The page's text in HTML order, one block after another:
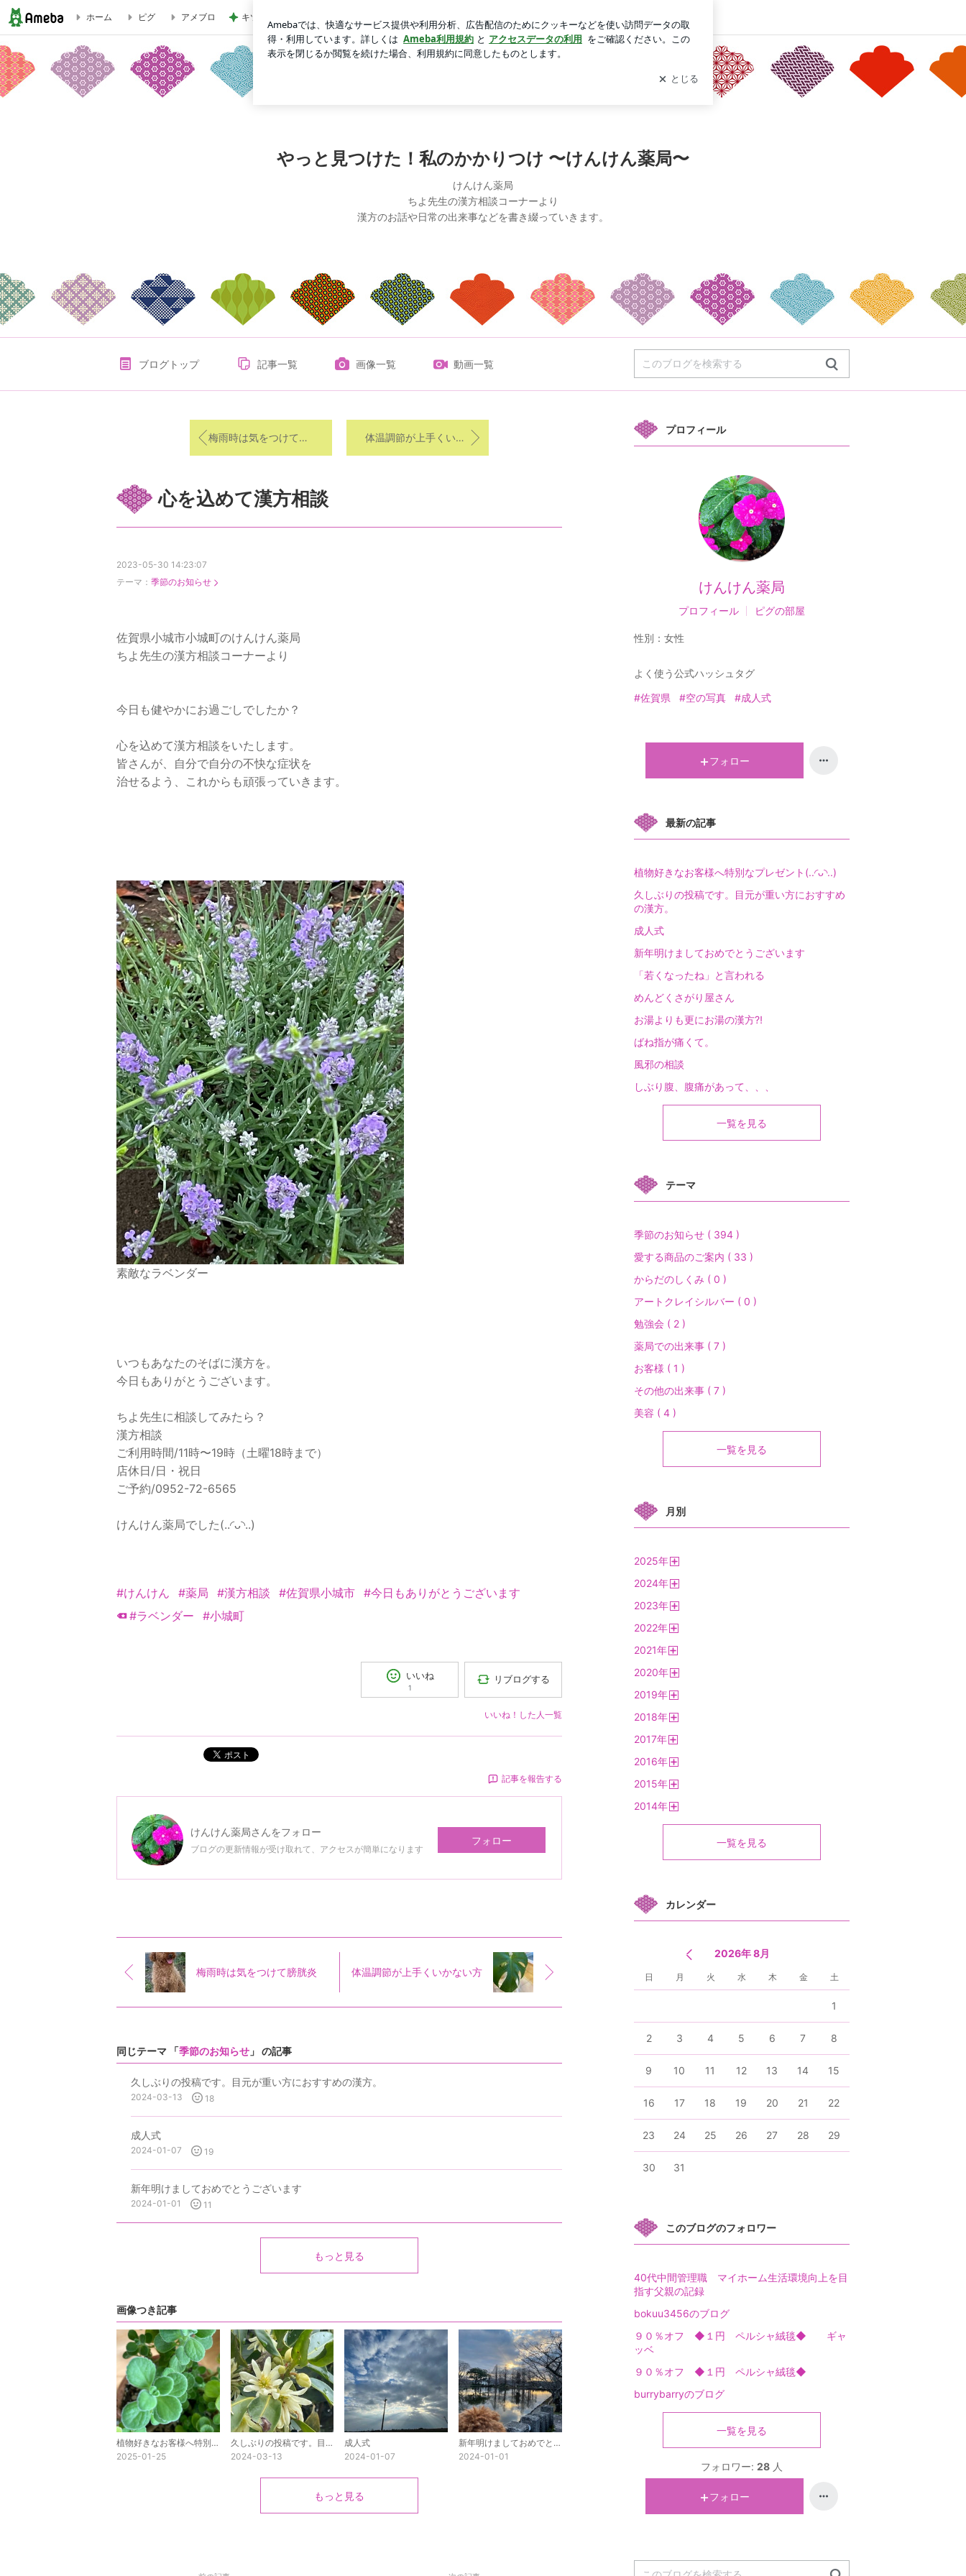
心を込めて漢方相談 | やっと見つけた！私のかかりつけ 〜けんけん薬局〜
ホーム ピグ アメブロ キツくなってきたスカートのウエスト 新規登録 ログイン
やっと見つけた！私のかかりつけ 〜けんけん薬局〜
けんけん薬局
ちよ先生の漢方相談コーナーより
漢方のお話や日常の出来事などを書き綴っていきます。
ブログトップ 記事一覧 画像一覧 動画一覧
梅雨時は気をつけて膀胱炎 体温調節が上手くいかない方
心を込めて漢方相談
2023-05-30 14:23:07
テーマ： 季節のお知らせ
佐賀県小城市小城町のけんけん薬局
ちよ先生の漢方相談コーナーより
今日も健やかにお過ごしでしたか？
心を込めて漢方相談をいたします。
皆さんが、自分で自分の不快な症状を
治せるよう、これからも頑張っていきます。
素敵なラベンダー
いつもあなたのそばに漢方を。
今日もありがとうございます。
ちよ先生に相談してみたら？
漢方相談
ご利用時間/11時〜19時（土曜18時まで）
店休日/日・祝日
ご予約/0952-72-6565
けんけん薬局でした(..◜ᴗ◝..)
#けんけん #薬局 #漢方相談 #佐賀県小城市 #今日もありがとうございます
#ラベンダー
#小城町
いいね
1
リブログする
いいね！した人一覧
ポスト
記事を報告する
けんけん薬局さんをフォロー
ブログの更新情報が受け取れて、アクセスが簡単になります
フォロー
梅雨時は気をつけて膀胱炎 体温調節が上手くいかない方
同じテーマ 「季節のお知らせ 」 の記事
久しぶりの投稿です。目元が重い方におすすめの漢方。
2024-03-13 18
成人式
2024-01-07 19
新年明けましておめでとうございます
2024-01-01 11
もっと見る
画像つき記事
植物好きなお客様へ特別なプレゼント(..◜ᴗ◝..)
2025-01-25
久しぶりの投稿です。目元が重い方におすすめの漢方。
2024-03-13
成人式
2024-01-07
新年明けましておめでとうございます
2024-01-01
もっと見る
プロフィール
けんけん薬局
プロフィール ピグの部屋
性別： 女性
よく使う公式ハッシュタグ
#佐賀県 #空の写真 #成人式
フォロー
最新の記事
植物好きなお客様へ特別なプレゼント(..◜ᴗ◝..)
久しぶりの投稿です。目元が重い方におすすめ
の漢方。
成人式
新年明けましておめでとうございます
「若くなったね」と言われる
めんどくさがり屋さん
お湯よりも更にお湯の漢方⁈
ばね指が痛くて。
風邪の相談
しぶり腹、腹痛があって、、、
一覧を見る
テーマ
季節のお知らせ ( 394 )
愛する商品のご案内 ( 33 )
からだのしくみ ( 0 )
アートクレイシルバー ( 0 )
勉強会 ( 2 )
薬局での出来事 ( 7 )
お客様 ( 1 )
その他の出来事 ( 7 )
美容 ( 4 )
一覧を見る
月別
2025年
2024年
2023年
2022年
2021年
2020年
2019年
2018年
2017年
2016年
2015年
2014年
一覧を見る
カレンダー
2026年 8月
日 月 火 水 木 金 土
1
2 3 4 5 6 7 8
9 10 11 12 13 14 15
16 17 18 19 20 21 22
23 24 25 26 27 28 29
30 31
このブログのフォロワー
40代中間管理職 マイホーム生活環境向上を目
指す父親の記録
bokuu3456のブログ
９０％オフ ◆１円 ペルシャ絨毯◆ ギャ
ッベ
９０％オフ ◆１円 ペルシャ絨毯◆
burrybarryのブログ
一覧を見る
フォロワー: 28 人
フォロー